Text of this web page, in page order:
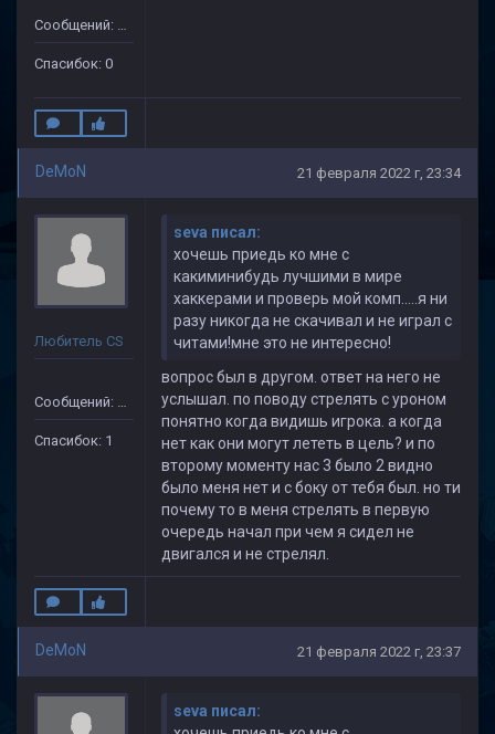
Сообщений: 49
Спасибок: 0
DeMoN 21 февраля 2022 г, 23:34
Любитель CS
Сообщений: 24
Спасибок: 1
seva писал:
хочешь приедь ко мне с
какиминибудь лучшими в мире
хаккерами и проверь мой комп.....я ни
разу никогда не скачивал и не играл с
читами!мне это не интересно!
вопрос был в другом. ответ на него не
услышал. по поводу стрелять с уроном
понятно когда видишь игрока. а когда
нет как они могут лететь в цель? и по
второму моменту нас 3 было 2 видно
было меня нет и с боку от тебя был. но ти
почему то в меня стрелять в первую
очередь начал при чем я сидел не
двигался и не стрелял.
DeMoN 21 февраля 2022 г, 23:37
seva писал: